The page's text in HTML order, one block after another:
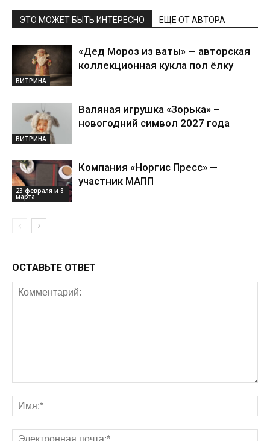
ЭТО МОЖЕТ БЫТЬ ИНТЕРЕСНО ЕЩЕ ОТ АВТОРА
ВИТРИНА
«Дед Мороз из ваты» — авторская
коллекционная кукла пол ёлку
ВИТРИНА
Валяная игрушка «Зорька» –
новогодний символ 2027 года
23 февраля и 8
марта
Компания «Норгис Пресс» —
участник МАПП
ОСТАВЬТЕ ОТВЕТ